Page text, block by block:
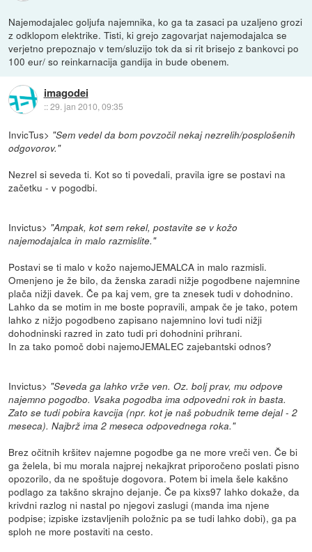
Najemodajalec goljufa najemnika, ko ga ta zasaci pa uzaljeno grozi
z odklopom elektrike. Tisti, ki grejo zagovarjat najemodajalca se
verjetno prepoznajo v tem/sluzijo tok da si rit brisejo z bankovci po
100 eur/ so reinkarnacija gandija in bude obenem.
imagodei
::29. jan 2010, 09:35
InvicTus> "Sem vedel da bom povzočil nekaj nezrelih/posplošenih
odgovorov."
Nezrel si seveda ti. Kot so ti povedali, pravila igre se postavi na
začetku - v pogodbi.
Invictus> "Ampak, kot sem rekel, postavite se v kožo
najemodajalca in malo razmislite."
Postavi se ti malo v kožo najemoJEMALCA in malo razmisli.
Omenjeno je že bilo, da ženska zaradi nižje pogodbene najemnine
plača nižji davek. Če pa kaj vem, gre ta znesek tudi v dohodnino.
Lahko da se motim in me boste popravili, ampak če je tako, potem
lahko z nižjo pogodbeno zapisano najemnino lovi tudi nižji
dohodninski razred in zato tudi pri dohodnini prihrani.
In za tako pomoč dobi najemoJEMALEC zajebantski odnos?
Invictus> "Seveda ga lahko vrže ven. Oz. bolj prav, mu odpove
najemno pogodbo. Vsaka pogodba ima odpovedni rok in basta.
Zato se tudi pobira kavcija (npr. kot je naš pobudnik teme dejal - 2
meseca). Najbrž ima 2 meseca odpovednega roka."
Brez očitnih kršitev najemne pogodbe ga ne more vreči ven. Če bi
ga želela, bi mu morala najprej nekajkrat priporočeno poslati pisno
opozorilo, da ne spoštuje dogovora. Potem bi imela šele kakšno
podlago za takšno skrajno dejanje. Če pa kixs97 lahko dokaže, da
krivdni razlog ni nastal po njegovi zaslugi (manda ima njene
podpise; izpiske izstavljenih položnic pa se tudi lahko dobi), ga pa
sploh ne more postaviti na cesto.